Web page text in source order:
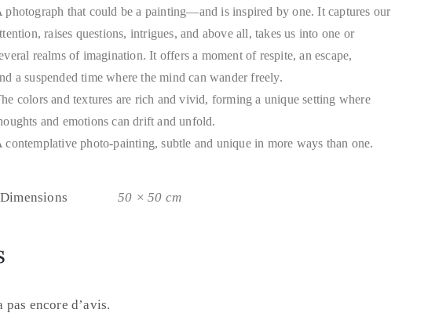
photograph that could be a painting—and is inspired by one. It captures our
raises questions, intrigues, and above all, takes us into one or
realms of imagination. It offers a moment of respite, an escape,
a suspended time where the mind can wander freely.
colors and textures are rich and vivid, forming a unique setting where
and emotions can drift and unfold.
contemplative photo-painting, subtle and unique in more ways than one.
Dimensions 50 × 50 cm
pas encore d’avis.